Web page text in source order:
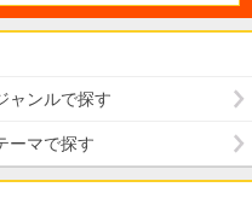
ャンルで探す
ーマで探す